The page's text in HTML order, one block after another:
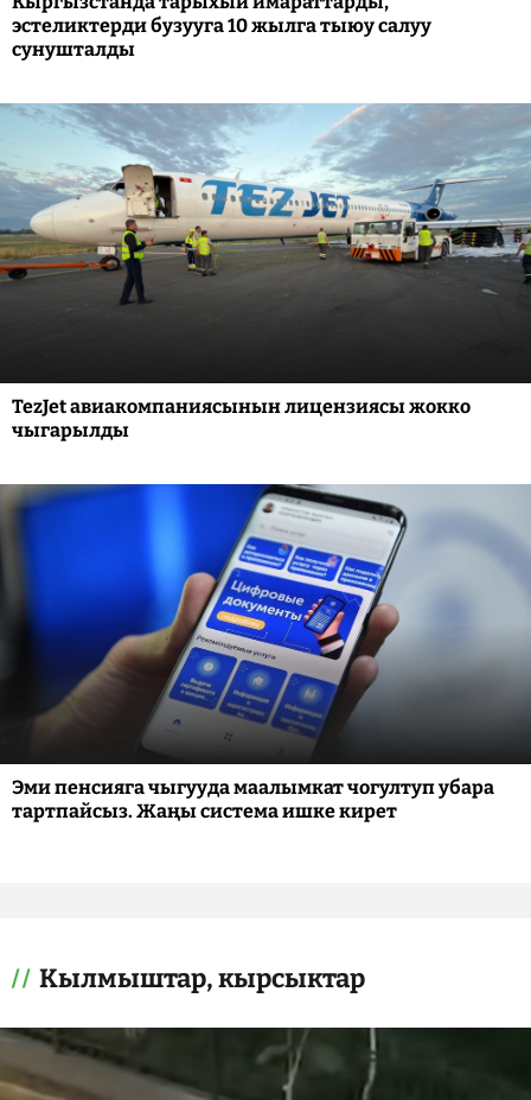
эстеликтерди бузууга 10 жылга тыюу салуу
сунушталды
TezJet авиакомпаниясынын лицензиясы жокко
чыгарылды
Эми пенсияга чыгууда маалымкат чогултуп убара
тартпайсыз. Жаңы система ишке кирет
Кылмыштар, кырсыктар